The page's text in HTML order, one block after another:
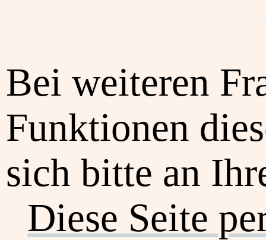
Bei weiteren
Funktionen
sich bitte an
Diese Seite